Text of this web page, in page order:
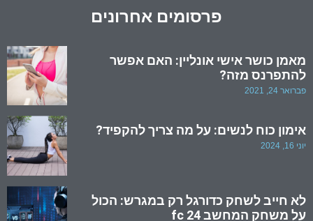
פרסומים אחרונים
מאמן כושר אישי אונליין: האם אפשר
להתפרנס מזה?
פברואר 24, 2021
אימון כוח לנשים: על מה צריך להקפיד?
יוני 16, 2024
לא חייב לשחק כדורגל רק במגרש: הכול
על משחק המחשב fc 24